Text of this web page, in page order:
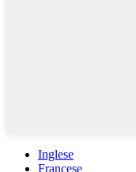
Inglese
Francese